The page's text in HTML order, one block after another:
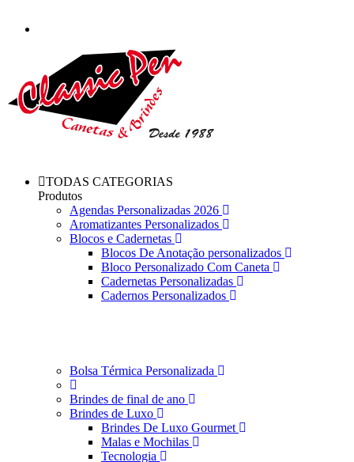
TODAS CATEGORIAS
Produtos
Agendas Personalizadas 2026
Aromatizantes Personalizados
Blocos e Cadernetas
Blocos De Anotação personalizados
Bloco Personalizado Com Caneta
Cadernetas Personalizadas
Cadernos Personalizados
Bolsa Térmica Personalizada
Brindes de final de ano
Brindes de Luxo
Brindes De Luxo Gourmet
Malas e Mochilas
Tecnologia